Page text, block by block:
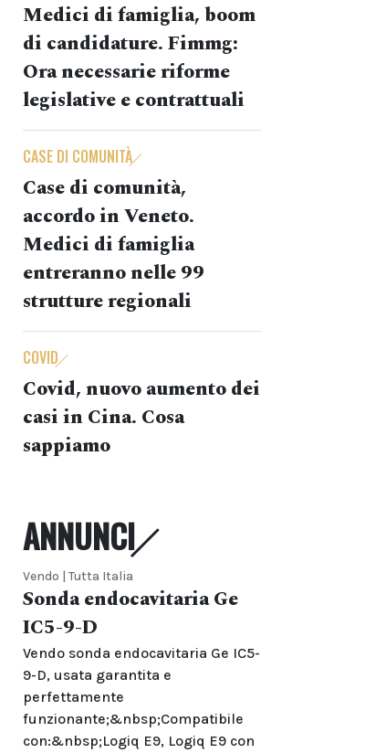
Medici di famiglia, boom
di candidature. Fimmg:
Ora necessarie riforme
legislative e contrattuali
CASE DI COMUNITÀ
Case di comunità,
accordo in Veneto.
Medici di famiglia
entreranno nelle 99
strutture regionali
COVID
Covid, nuovo aumento dei
casi in Cina. Cosa
sappiamo
ANNUNCI
Vendo | Tutta Italia
Sonda endocavitaria Ge
IC5-9-D
Vendo sonda endocavitaria Ge IC5-
9-D, usata garantita e
perfettamente
funzionante;&nbsp;Compatibile
con:&nbsp;Logiq E9, Logiq E9 con